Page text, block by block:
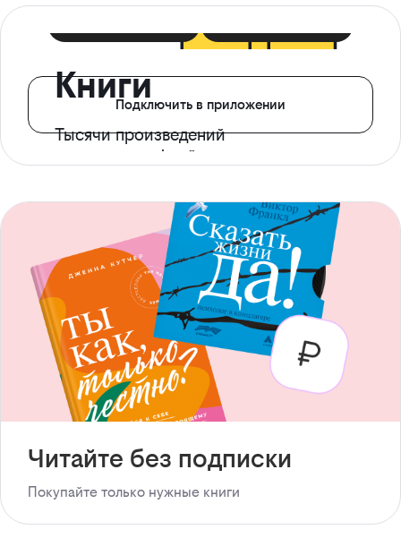
Книги
Тысячи произведений
с доступом офлайн
Подключить в приложении
Читайте без подписки
Покупайте только нужные книги